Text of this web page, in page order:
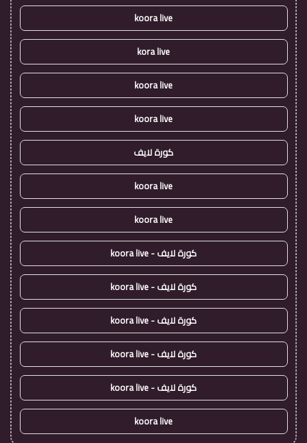
koora live
kora live
koora live
koora live
كورة لايف
koora live
koora live
كورة لايف - koora live
كورة لايف - koora live
كورة لايف - koora live
كورة لايف - koora live
كورة لايف - koora live
koora live